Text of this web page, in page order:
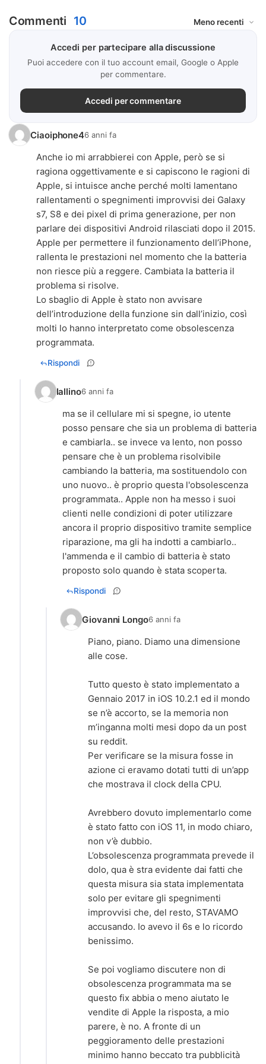
Commenti 10
Accedi per partecipare alla discussione
Puoi accedere con il tuo account email, Google o Apple
per commentare.
Accedi per commentare
Ciaoiphone46 anni fa
Anche io mi arrabbierei con Apple, però se si
ragiona oggettivamente e si capiscono le ragioni di
Apple, si intuisce anche perché molti lamentano
rallentamenti o spegnimenti improvvisi dei Galaxy
s7, S8 e dei pixel di prima generazione, per non
parlare dei dispositivi Android rilasciati dopo il 2015.
Apple per permettere il funzionamento dell’iPhone,
rallenta le prestazioni nel momento che la batteria
non riesce più a reggere. Cambiata la batteria il
problema si risolve.
Lo sbaglio di Apple è stato non avvisare
dell’introduzione della funzione sin dall’inizio, così
molti lo hanno interpretato come obsolescenza
programmata.
Rispondi
lallino6 anni fa
ma se il cellulare mi si spegne, io utente
posso pensare che sia un problema di batteria
e cambiarla.. se invece va lento, non posso
pensare che è un problema risolvibile
cambiando la batteria, ma sostituendolo con
uno nuovo.. è proprio questa l'obsolescenza
programmata.. Apple non ha messo i suoi
clienti nelle condizioni di poter utilizzare
ancora il proprio dispositivo tramite semplice
riparazione, ma gli ha indotti a cambiarlo..
l'ammenda e il cambio di batteria è stato
proposto solo quando è stata scoperta.
Rispondi
Giovanni Longo6 anni fa
Piano, piano. Diamo una dimensione
alle cose.
Tutto questo è stato implementato a
Gennaio 2017 in iOS 10.2.1 ed il mondo
se n’è accorto, se la memoria non
m’inganna molti mesi dopo da un post
su reddit.
Per verificare se la misura fosse in
azione ci eravamo dotati tutti di un’app
che mostrava il clock della CPU.
Avrebbero dovuto implementarlo come
è stato fatto con iOS 11, in modo chiaro,
non v’è dubbio.
L’obsolescenza programmata prevede il
dolo, qua è stra evidente dai fatti che
questa misura sia stata implementata
solo per evitare gli spegnimenti
improvvisi che, del resto, STAVAMO
accusando. Io avevo il 6s e lo ricordo
benissimo.
Se poi vogliamo discutere non di
obsolescenza programmata ma se
questo fix abbia o meno aiutato le
vendite di Apple la risposta, a mio
parere, è no. A fronte di un
peggioramento delle prestazioni
minimo hanno beccato tra pubblicità